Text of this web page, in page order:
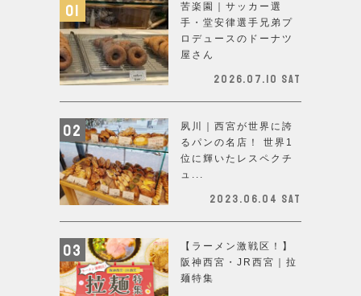
苦楽園｜サッカー選
手・堂安律選手兄弟プ
ロデュースのドーナツ
屋さん
2026.07.10 Sat
夙川｜西宮が世界に誇
るパンの名店！ 世界1
位に輝いたレスペクチ
ュ...
2023.06.04 Sat
【ラーメン激戦区！】
阪神西宮・JR西宮｜拉
麺特集